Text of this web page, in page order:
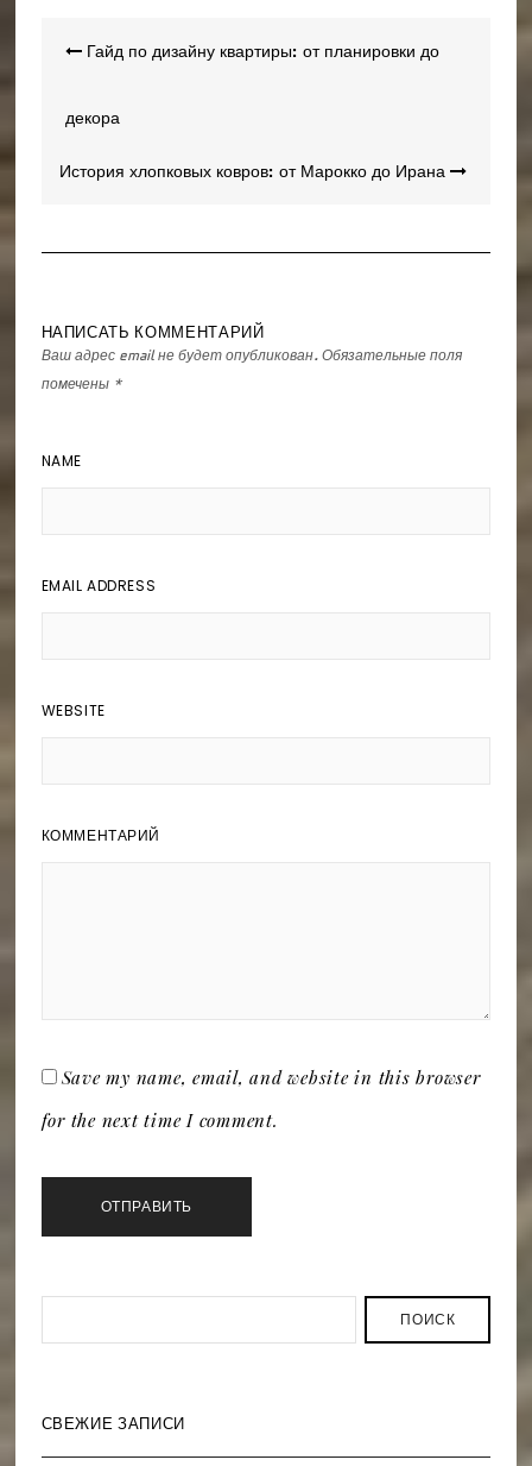
Навигация
записям
Гайд по дизайну квартиры: от планировки до
декора
История хлопковых ковров: от Марокко до Ирана
НАПИСАТЬ КОММЕНТАРИЙ
Ваш адрес email не будет опубликован. Обязательные поля
помечены *
NAME
EMAIL ADDRESS
WEBSITE
КОММЕНТАРИЙ
Save my name, email, and website in this browser
for the next time I comment.
ПОИСК
СВЕЖИЕ ЗАПИСИ